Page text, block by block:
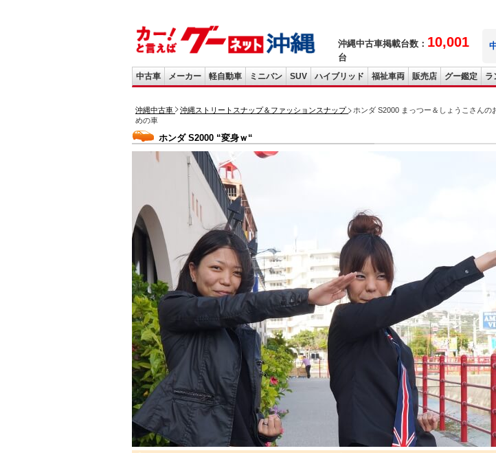
沖縄中古車掲載台数： 10,001
台
中古車 メーカー 軽自動車 ミニバン SUV ハイブリッド 福祉車両 販売店 グー鑑定 ラ
沖縄中古車 沖縄ストリートスナップ＆ファッションスナップ
ホンダ S2000 まっつー＆しょうこさんの
めの車
ホンダ S2000 “変身ｗ“